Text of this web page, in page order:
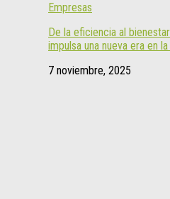
Empresas
De la eficiencia al
impulsa una nueva era en
7 noviembre, 2025